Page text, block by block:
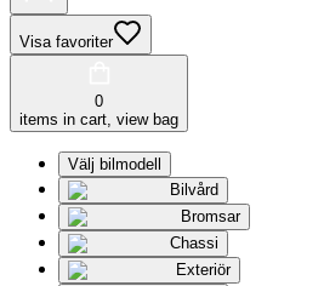
Visa favoriter
0
items in cart, view bag
Välj bilmodell
Bilvård
Bromsar
Chassi
Exteriör